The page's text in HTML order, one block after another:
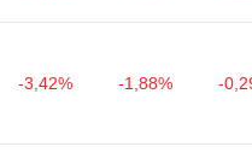
-3,42% -1,88% -